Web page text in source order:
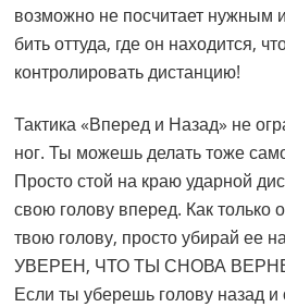
возможно не посчитает нужным
бить оттуда, где он находится,
контролировать дистанцию!
Тактика «Вперед и Назад» не
ног. Ты можешь делать тоже
Просто стой на краю ударной
свою голову вперед. Как только
твою голову, просто убирай ее
УВЕРЕН, ЧТО ТЫ СНОВА
Если ты уберешь голову назад